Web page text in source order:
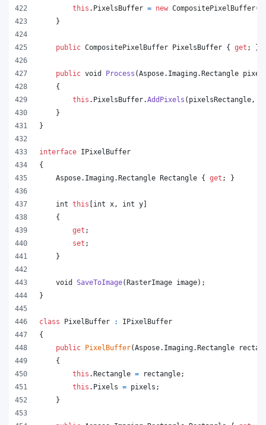
this . PixelsBuffer = new CompositePixelBuffer(
}
public CompositePixelBuffer PixelsBuffer { get ; }
public void Process (Aspose. Imaging.Rectangle
{
this . PixelsBuffer.AddPixels ( pixelsRectangle ,
}
}
interface IPixelBuffer
{
Aspose. Imaging.Rectangle Rectangle { get ; }
int this [int x , int y]
{
get ;
set ;
}
void SaveToImage(RasterImage image) ;
}
class PixelBuffer :
IPixelBuffer
{
public PixelBuffer(Aspose. Imaging.Rectangle
{
this .Rectangle = rectangle;
this . Pixels = pixels ;
}